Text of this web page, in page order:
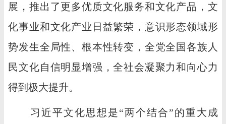
展，推出了更多优质文化服务和文化产品，文
化事业和文化产业日益繁荣，意识形态领域形
势发生全局性、根本性转变，全党全国各族人
民文化自信明显增强，全社会凝聚力和向心力
得到极大提升。
习近平文化思想是“两个结合”的重大成